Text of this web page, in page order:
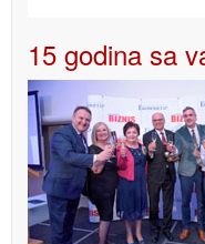
15 godina sa